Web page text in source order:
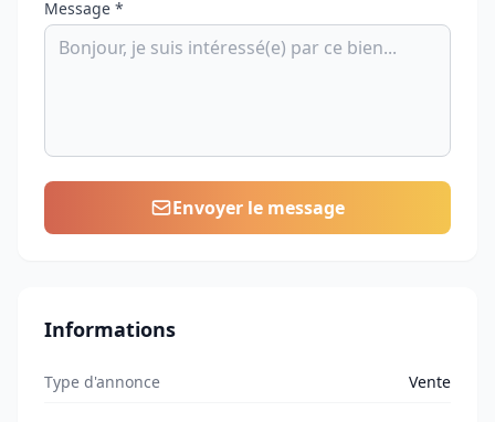
Message *
Envoyer le message
Informations
Type d'annonce Vente